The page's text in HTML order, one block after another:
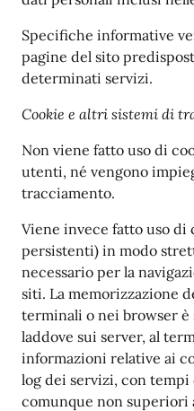
Specifiche informative
pagine del sito
determinati servizi.
Cookie e altri sistemi di
Non viene fatto uso di
utenti, né vengono
tracciamento.
Viene invece fatto uso di
persistenti) in modo
necessario per la
siti. La memorizzazione
terminali o nei browser
laddove sui server, al
informazioni relative ai
log dei servizi, con tempi
comunque non superiori